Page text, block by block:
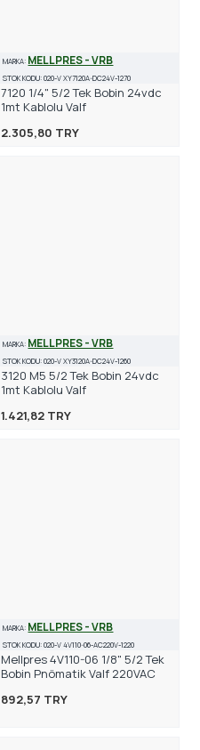
MARKA: MELLPRES - VRB
STOK KODU: 020-V XY7120A-DC24V-1270
7120 1/4" 5/2 Tek Bobin 24vdc
1mt Kablolu Valf
2.305,80 TRY
MARKA: MELLPRES - VRB
STOK KODU: 020-V XY3120A-DC24V-1260
3120 M5 5/2 Tek Bobin 24vdc
1mt Kablolu Valf
1.421,82 TRY
MARKA: MELLPRES - VRB
STOK KODU: 020-V 4V110-06-AC220V-1220
Mellpres 4V110-06 1/8" 5/2 Tek
Bobin Pnömatik Valf 220VAC
892,57 TRY